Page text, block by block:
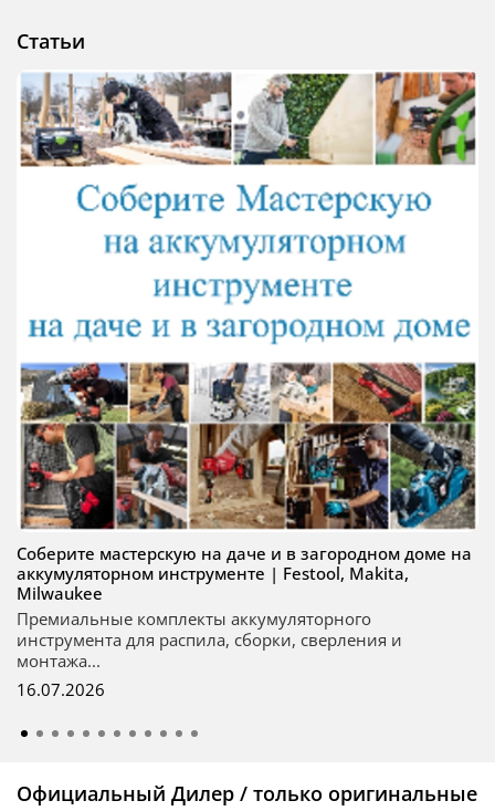
Статьи
Соберите мастерскую на даче и в загородном доме на
аккумуляторном инструменте | Festool, Makita,
Milwaukee
Премиальные комплекты аккумуляторного
инструмента для распила, сборки, сверления и
монтажа...
16.07.2026
Официальный Дилер / только оригинальные